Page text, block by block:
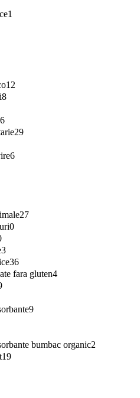
1
12
8
6
29
6
27
0
3
36
fara gluten4
9
bumbac organic2
19